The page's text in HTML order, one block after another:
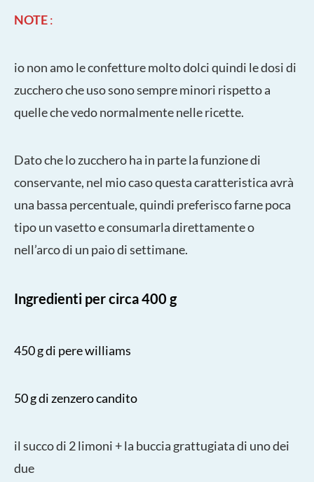
NOTE:
io non amo le confetture molto dolci quindi le dosi di
zucchero che uso sono sempre minori rispetto a
quelle che vedo normalmente nelle ricette.
Dato che lo zucchero ha in parte la funzione di
conservante, nel mio caso questa caratteristica avrà
una bassa percentuale, quindi preferisco farne poca
tipo un vasetto e consumarla direttamente o
nell’arco di un paio di settimane.
Ingredienti per circa 400 g
450 g di pere williams
50 g di zenzero candito
il succo di 2 limoni + la buccia grattugiata di uno dei
due